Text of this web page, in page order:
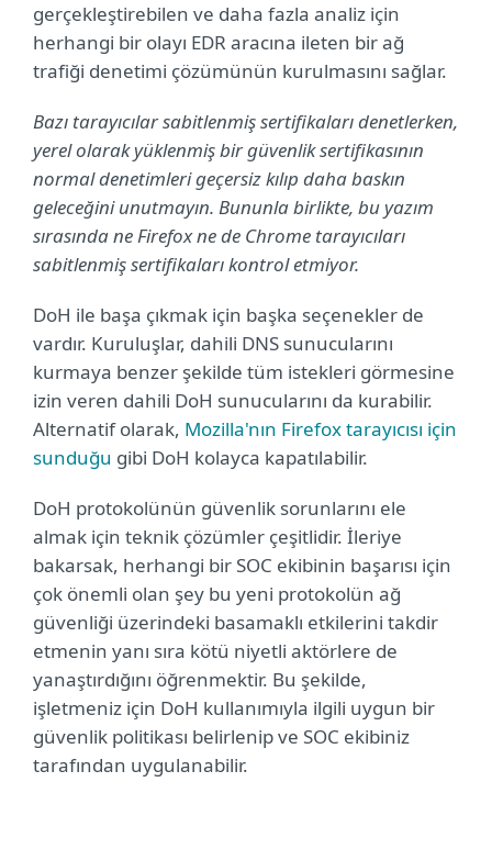
gerçekleştirebilen ve daha fazla analiz için
herhangi bir olayı EDR aracına ileten bir ağ
trafiği denetimi çözümünün kurulmasını sağlar.
Bazı tarayıcılar sabitlenmiş sertifikaları denetlerken,
yerel olarak yüklenmiş bir güvenlik sertifikasının
normal denetimleri geçersiz kılıp daha baskın
geleceğini unutmayın. Bununla birlikte, bu yazım
sırasında ne Firefox ne de Chrome tarayıcıları
sabitlenmiş sertifikaları kontrol etmiyor.
DoH ile başa çıkmak için başka seçenekler de
vardır. Kuruluşlar, dahili DNS sunucularını
kurmaya benzer şekilde tüm istekleri görmesine
izin veren dahili DoH sunucularını da kurabilir.
Alternatif olarak, Mozilla'nın Firefox tarayıcısı için
sunduğu gibi DoH kolayca kapatılabilir.
DoH protokolünün güvenlik sorunlarını ele
almak için teknik çözümler çeşitlidir. İleriye
bakarsak, herhangi bir SOC ekibinin başarısı için
çok önemli olan şey bu yeni protokolün ağ
güvenliği üzerindeki basamaklı etkilerini takdir
etmenin yanı sıra kötü niyetli aktörlere de
yanaştırdığını öğrenmektir. Bu şekilde,
işletmeniz için DoH kullanımıyla ilgili uygun bir
güvenlik politikası belirlenip ve SOC ekibiniz
tarafından uygulanabilir.